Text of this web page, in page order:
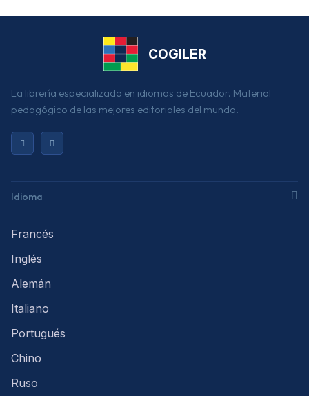
COGILER
La librería especializada en idiomas de Ecuador. Material
pedagógico de las mejores editoriales del mundo.
Idioma
Francés
Inglés
Alemán
Italiano
Portugués
Chino
Ruso